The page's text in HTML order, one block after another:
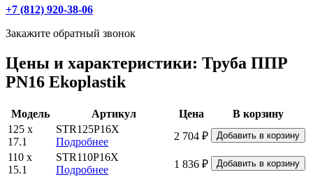
+7 (812) 920-38-06
Закажите обратный звонок
Цены и характеристики: Труба ППР
PN16 Ekoplastik
Модель Артикул Цена
В корзину
125 x
17.1
STR125P16X
Подробнее
2 704 ₽
110 x
15.1
STR110P16X
Подробнее
1 836 ₽